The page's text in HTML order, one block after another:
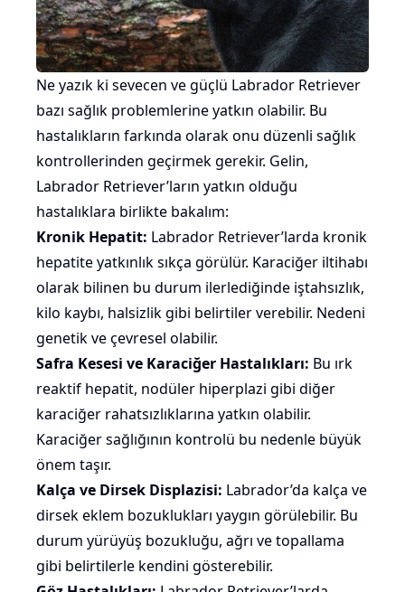
Ne yazık ki sevecen ve güçlü Labrador Retriever
bazı sağlık problemlerine yatkın olabilir. Bu
hastalıkların farkında olarak onu düzenli sağlık
kontrollerinden geçirmek gerekir. Gelin,
Labrador Retriever’ların yatkın olduğu
hastalıklara birlikte bakalım:
Kronik Hepatit: Labrador Retriever’larda kronik
hepatite yatkınlık sıkça görülür. Karaciğer iltihabı
olarak bilinen bu durum ilerlediğinde iştahsızlık,
kilo kaybı, halsizlikgibi belirtiler verebilir. Nedeni
genetik ve çevresel olabilir.
Safra Kesesi ve Karaciğer Hastalıkları: Bu ırk
reaktif hepatit, nodüler hiperplazi gibi diğer
karaciğer rahatsızlıklarına yatkın olabilir.
Karaciğer sağlığının kontrolü bu nedenle büyük
önem taşır.
Kalça ve Dirsek Displazisi: Labrador’da kalça ve
dirsek eklem bozuklukları yaygın görülebilir. Bu
durum yürüyüş bozukluğu, ağrı ve topallama
gibi belirtilerle kendini gösterebilir.